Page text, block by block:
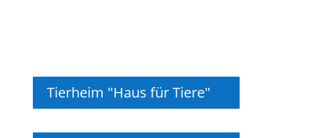
Tierheim "Haus für Tiere"